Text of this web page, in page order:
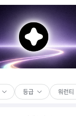
등급 워런티